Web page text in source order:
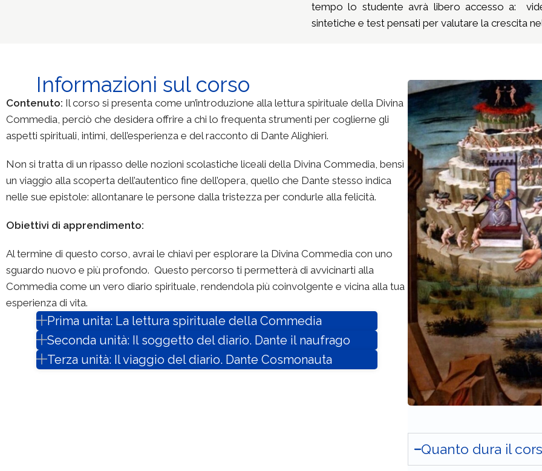
tempo lo studente avrà libero accesso a:
sintetiche e test pensati per valutare la crescita
Informazioni sul corso
Contenuto: Il corso si presenta come un’introduzione alla lettura spirituale della Divina
Commedia, perciò che desidera offrire a chi lo frequenta strumenti per coglierne gli
aspetti spirituali, intimi, dell’esperienza e del racconto di Dante Alighieri.
Non si tratta di un ripasso delle nozioni scolastiche liceali della Divina Commedia, bensì
un viaggio alla scoperta dell’autentico fine dell’opera, quello che Dante stesso indica
nelle sue epistole: allontanare le persone dalla tristezza per condurle alla felicità.
Obiettivi di apprendimento:
Al termine di questo corso, avrai le chiavi per esplorare la Divina Commedia con uno
sguardo nuovo e più profondo. Questo percorso ti permetterà di avvicinarti alla
Commedia come un vero diario spirituale, rendendola più coinvolgente e vicina alla tua
esperienza di vita.
Prima unita: La lettura spirituale della Commedia
Seconda unità: Il soggetto del diario. Dante il naufrago
Terza unità: Il viaggio del diario. Dante Cosmonauta
Quanto dura il